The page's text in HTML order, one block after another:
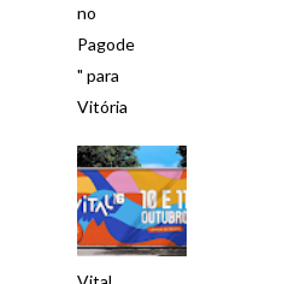
no
Pagode
" para
Vitória